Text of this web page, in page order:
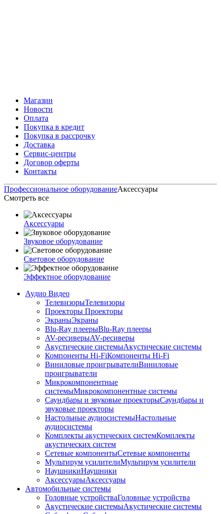
Магазин
Новости
Оплата
Покупка в кредит
Покупка в рассрочку
Доставка
Сервис-центры
Договор оферты
Контакты
Профессиональное оборудованиеАксессуары
Смотреть все
Аксессуары
Звуковое оборудование
Световое оборудование
Эффектное оборудование
Аудио Видео
ТелевизорыТелевизоры
Проекторы Проекторы
ЭкраныЭкраны
Blu-Ray плеерыBlu-Ray плееры
AV-ресиверыAV-ресиверы
Акустические системыАкустические системы
Компоненты Hi-FiКомпоненты Hi-Fi
Виниловые проигрывателиВиниловые
проигрыватели
Микрокомпонентные
системыМикрокомпонентные системы
Саундбары и звуковые проекторыСаундбары и
звуковые проекторы
Настольные аудиосистемыНастольные
аудиосистемы
Комплекты акустических системКомплекты
акустических систем
Сетевые компонентыСетевые компоненты
Мультирум усилителиМультирум усилители
НаушникиНаушники
АксессуарыАксессуары
Автомобильные системы
Головные устройстваГоловные устройства
Акустические системыАкустические системы